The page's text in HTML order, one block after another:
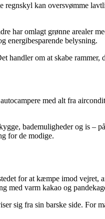
kan oversvømme
har omlagt grønne arealer
energibesparende belysning.
om at skabe rammer,
med alt fra
bademuligheder og is
for de modige.
for at kæmpe imod vejret,
med varm kakao og
sig fra sin barske side. For